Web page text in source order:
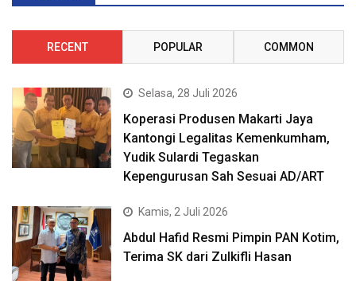
RECENT POPULAR COMMON
Selasa, 28 Juli 2026
Koperasi Produsen Makarti Jaya
Kantongi Legalitas Kemenkumham,
Yudik Sulardi Tegaskan
Kepengurusan Sah Sesuai AD/ART
Kamis, 2 Juli 2026
Abdul Hafid Resmi Pimpin PAN Kotim,
Terima SK dari Zulkifli Hasan